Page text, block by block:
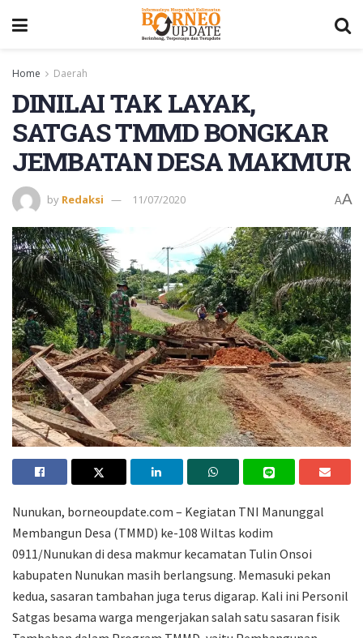
Home Daerah
DINILAI TAK LAYAK,
SATGAS TMMD BONGKAR
JEMBATAN DESA MAKMUR
by Redaksi 11/07/2020 AA
Nunukan, borneoupdate.com – Kegiatan TNI Manunggal
Membangun Desa (TMMD) ke-108 Wiltas kodim
0911/Nunukan di desa makmur kecamatan Tulin Onsoi
kabupaten Nunukan masih berlangsung. Memasuki pekan
kedua, sasaran tambahan juga terus digarap. Kali ini Personil
Satgas besama warga mengerjakan salah satu sasaran fisik